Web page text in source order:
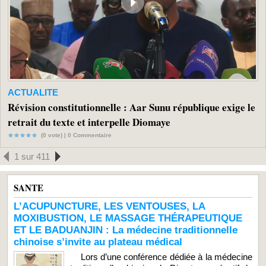
ACTUALITE
Révision constitutionnelle : Aar Sunu république exige le
retrait du texte et interpelle Diomaye
(0 vote) | 0 Commentaire
1 sur 411
SANTE
L’ACUPUNCTURE, LES VENTOUSES, LA
MOXIBUSTION, LE MASSAGE THÉRAPEUTIQUE
ET LE BADUANJIN : La médecine traditionnelle
chinoise s’invite au plateau médical
Lors d’une conférence dédiée à la médecine